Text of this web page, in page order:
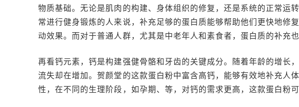
物质基础。无论是肌肉的构建、身体组织的修复，还是系统的正常运
常进行健身锻炼的人来说，补充足够的蛋白质能够帮助他们更快地修
动效果。而对于普通人群，尤其是中老年人和素食者，蛋白质的补充
再看钙元素，钙是构建强健骨骼和牙齿的关键成分。随着年龄的增长
流失却在增加。贺颜堂的这款蛋白粉中富含高钙，能够有效地补充人
性，在不同的生理阶段，如孕期、等，对钙的需求更高，这款蛋白粉